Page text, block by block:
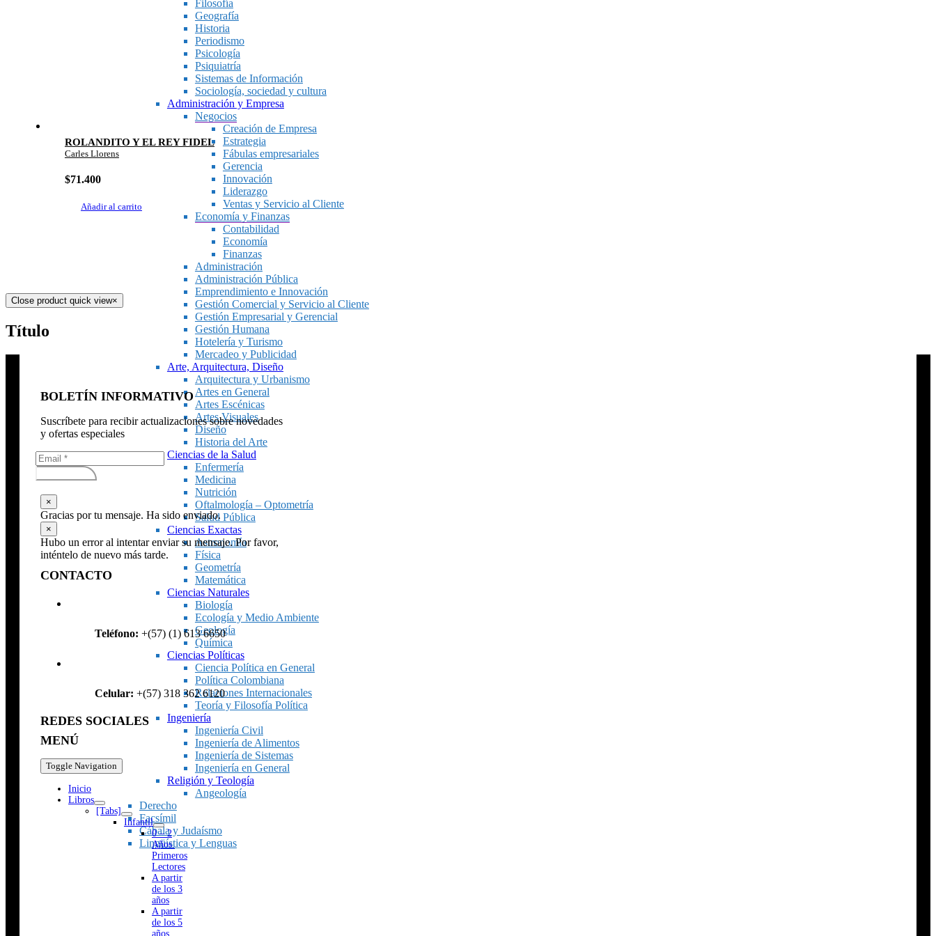
Filosofía
Geografía
Historia
Periodismo
Psicología
Psiquiatría
Sistemas de Información
Sociología, sociedad y cultura
Administración y Empresa
Negocios
Creación de Empresa
Estrategia
Fábulas empresariales
Gerencia
Innovación
Liderazgo
Ventas y Servicio al Cliente
Economía y Finanzas
Contabilidad
Economía
Finanzas
Administración
Administración Pública
Emprendimiento e Innovación
Gestión Comercial y Servicio al Cliente
Gestión Empresarial y Gerencial
Gestión Humana
Hotelería y Turismo
Mercadeo y Publicidad
Arte, Arquitectura, Diseño
Arquitectura y Urbanismo
Artes en General
Artes Escénicas
Artes Visuales
Diseño
Historia del Arte
Ciencias de la Salud
Enfermería
Medicina
Nutrición
Oftalmología – Optometría
Salud Pública
Ciencias Exactas
Astronomía
Física
Geometría
Matemática
Ciencias Naturales
Biología
Ecología y Medio Ambiente
Geología
Química
Ciencias Políticas
Ciencia Política en General
Política Colombiana
Relaciones Internacionales
Teoría y Filosofía Política
Ingeniería
Ingeniería Civil
Ingeniería de Alimentos
Ingeniería de Sistemas
Ingeniería en General
Religión y Teología
Angeología
Derecho
Facsímil
Cábala y Judaísmo
Lingüística y Lenguas
ROLANDITO Y EL REY FIDEL
Carles Llorens
$71.400
Añadir al carrito
Close product quick view×
Título
BOLETÍN INFORMATIVO
Suscríbete para recibir actualizaciones sobre novedades
y ofertas especiales
Subscribirse
×
Gracias por tu mensaje. Ha sido enviado.
×
Hubo un error al intentar enviar su mensaje. Por favor,
inténtelo de nuevo más tarde.
CONTACTO
Teléfono: +(57) (1) 613 6650
Celular: +(57) 318 362 6120
REDES SOCIALES
MENÚ
Toggle Navigation
Inicio
Libros
[Tabs]
Infantil
0 – 2
Años.
Primeros
Lectores
A partir
de los 3
años
A partir
de los 5
años